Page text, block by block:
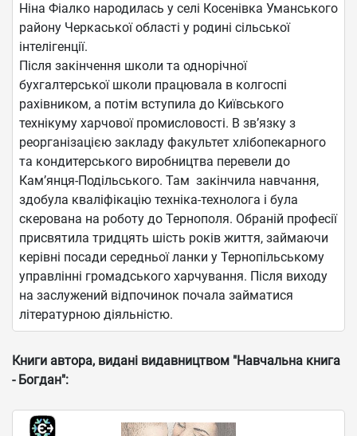
Ніна Фіалко народилась у селі Косенівка Уманського
району Черкаської області у родині сільської
інтелігенції.
Після закінчення школи та однорічної
бухгалтерської школи працювала в колгоспі
рахівником, а потім вступила до Київського
технікуму харчової промисловості. В зв’язку з
реорганізацією закладу факультет хлібопекарного
та кондитерського виробництва перевели до
Кам’янця-Подільського. Там закінчила навчання,
здобула кваліфікацію техніка-технолога і була
скерована на роботу до Тернополя. Обраній професії
присвятила тридцять шість років життя, займаючи
керівні посади середньої ланки у Тернопільському
управлінні громадського харчування. Після виходу
на заслужений відпочинок почала займатися
літературною діяльністю.
Книги автора, видані видавництвом "Навчальна книга
- Богдан":